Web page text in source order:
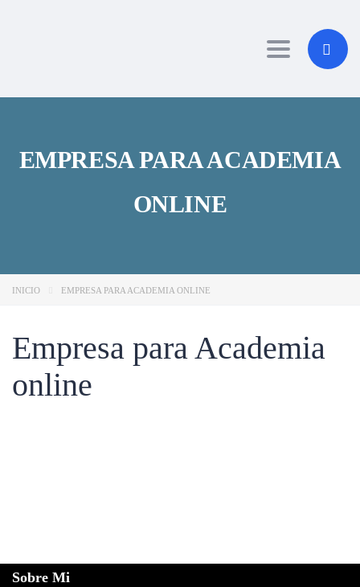
Toggle
EMPRESA PARA ACADEMIA
ONLINE
INICIO EMPRESA PARA ACADEMIA ONLINE
Empresa para Academia
online
Sobre Mi